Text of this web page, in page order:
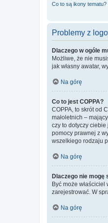
Co to są ikony tematu?
Problemy z
Dlaczego w ogóle
Możliwe, że nie
jak własny awatar,
Na górę
Co to jest COPPA?
COPPA, to skrót od
małoletnich –
czy to dotyczy
pomocy prawnej z
wszelkiego rodzaju
Na górę
Dlaczego nie mogę
Być może
zarejestrować. W
Na górę